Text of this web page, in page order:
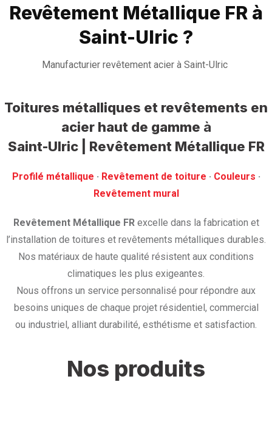
Revêtement Métallique FR à
Saint-Ulric ?
Manufacturier revêtement acier à Saint-Ulric
Toitures métalliques et revêtements en
acier haut de gamme à
Saint-Ulric | Revêtement Métallique FR
Profilé métallique · ‎ Revêtement de toiture · ‎ Couleurs ·
‎Revêtement mural
Revêtement Métallique FRexcelle dans la fabrication et
l’installation de toitures et revêtements métalliques durables.
Nos matériaux de haute qualité résistent aux conditions
climatiques les plus exigeantes.
Nous offrons un service personnalisé pour répondre aux
besoins uniques de chaque projet résidentiel, commercial
ou industriel, alliant durabilité, esthétisme et satisfaction.
Nos produits